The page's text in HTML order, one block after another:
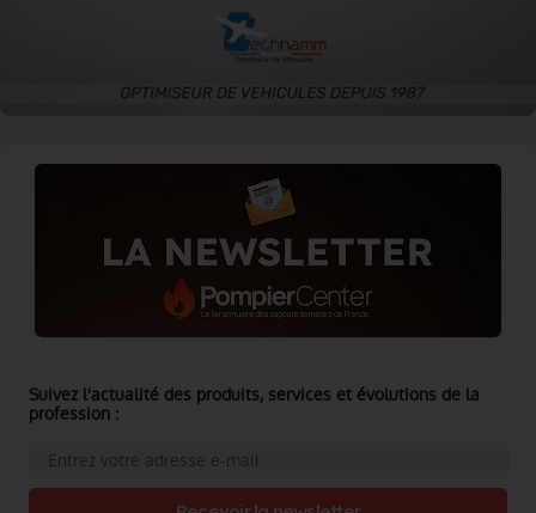
Suivez l'actualité des produits, services et évolutions de la
profession :